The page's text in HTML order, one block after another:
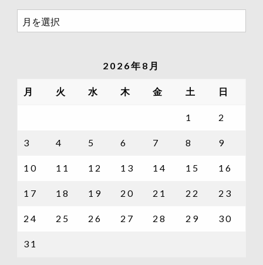
過
去
一
2026年8月
月 火 水 木 金 土 日
1 2
3 4 5 6 7 8 9
10 11 12 13 14 15 16
17 18 19 20 21 22 23
24 25 26 27 28 29 30
31